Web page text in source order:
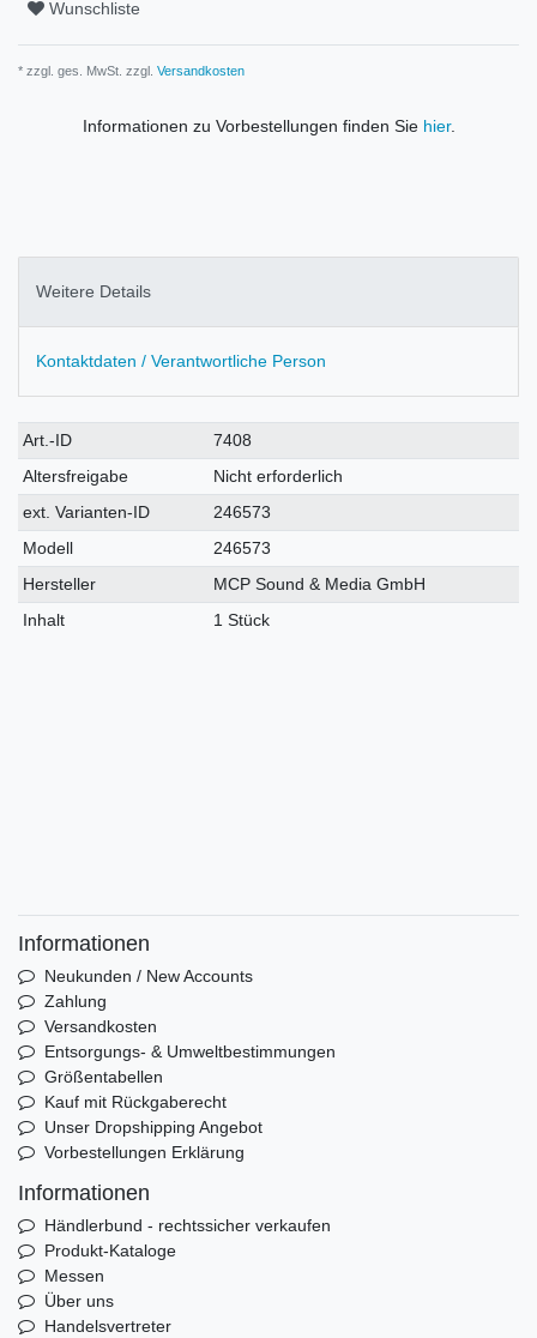
Wunschliste
* zzgl. ges. MwSt. zzgl. Versandkosten
Informationen zu Vorbestellungen finden Sie hier.
Weitere Details
Kontaktdaten / Verantwortliche Person
Technisches
Merkmal
Wert
Art.-ID
7408
Altersfreigabe
Nicht erforderlich
ext. Varianten-ID
246573
Modell
246573
Hersteller
MCP Sound & Media GmbH
Inhalt
1 Stück
Informationen
Neukunden / New Accounts
Zahlung
Versandkosten
Entsorgungs- & Umweltbestimmungen
Größentabellen
Kauf mit Rückgaberecht
Unser Dropshipping Angebot
Vorbestellungen Erklärung
Informationen
Händlerbund - rechtssicher verkaufen
Produkt-Kataloge
Messen
Über uns
Handelsvertreter